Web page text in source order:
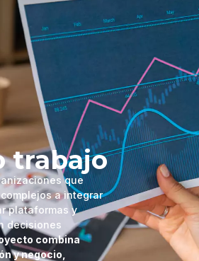
trabajo
que
a integrar
plataformas y
decisiones
combina
y negocio,